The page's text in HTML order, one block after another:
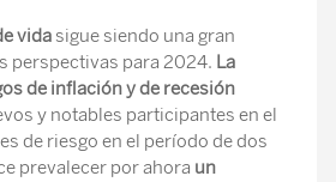
vida sigue siendo una gran
perspectivas para 2024. La
de inflación y de recesión
y notables participantes en el
de riesgo en el período de dos
prevalecer por ahora un